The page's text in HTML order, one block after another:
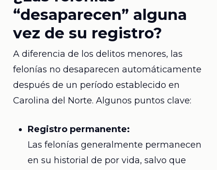
“desaparecen” alguna
vez de su registro?
A diferencia de los delitos menores, las
felonías no desaparecen automáticamente
después de un período establecido en
Carolina del Norte. Algunos puntos clave:
Registro permanente:
Las felonías generalmente permanecen
en su historial de por vida, salvo que